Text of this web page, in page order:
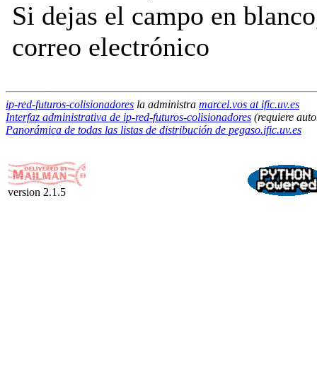
Si dejas el campo en
correo electrónico
ip-red-futuros-colisionadores la administra marcel.vos at ific.uv.es
Interfaz administrativa de ip-red-futuros-colisionadores (requiere
Panorámica de todas las listas de distribución de pegaso.ific.uv.es
version 2.1.5